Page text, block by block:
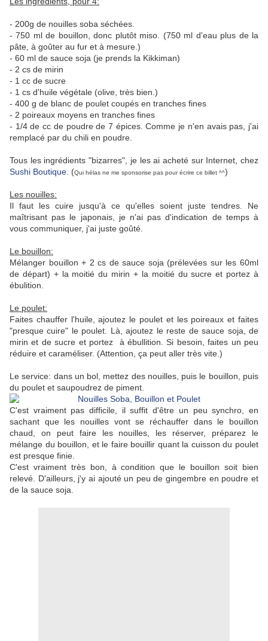
- 200g de nouilles soba séchées.
- 750 ml de bouillon, donc plutôt miso. (750 ml d'eau plus de la
pâte, à goûter au fur et à mesure.)
- 60 ml de sauce soja (je prends la Kikkiman)
- 2 cs de mirin
- 1 cc de sucre
- 1 cs d'huile végétale (olive, très bien.)
- 400 g de blanc de poulet coupés en tranches fines
- 2 poireaux moyens en tranches fines
- 1/4 de cc de poudre de 7 épices. Comme je n'en avais pas, j'ai
remplacé par du chili en poudre.
Tous les ingrédients "bizarres", je les ai acheté sur Internet, chez
Sushi Boutique . (Qui hélas ne me sponsorise pas pour écrire ce billet ^^)
Les nouilles:
Il faut les cuire jusqu'à ce qu'elles soient juste tendres. Ne
maîtrisant pas le japonais, je n'ai pas d'indication de temps à
vous communiquer, j'ai juste goûté.
Le bouillon:
Mélanger bouillon + 2 cs de sauce soja (prélevées sur les 60ml
de départ) + la moitié du mirin + la moitié du sucre et portez à
ébulition.
Le poulet:
Faites chauffer l'huile, ajoutez le poulet et les poireaux et faites
"presque cuire" le poulet. Là, ajoutez le reste de sauce soja, de
mirin et de sucre et portez à ébullition. Si besoin, faites un peu
réduire et caraméliser. (Attention, ça peut aller très vite.)
Le service: dans un bol, mettez des nouilles, puis le bouillon, puis
du poulet et saupoudrez de piment.
C'est vraiment pas difficile, il suffit d'être un peu synchro, en
sachant que les nouilles vont se réchauffer dans le bouillon
chaud, on peut faire les nouilles, les réserver, préparez le
mélange du bouillon, et le faire bouillir quant la cuisson du poulet
est presque finie.
C'est vraiment très bon, à condition que le bouillon soit bien
relevé. D'ailleurs, j'y ai ajouté un peu de gingembre en poudre et
de la sauce soja.